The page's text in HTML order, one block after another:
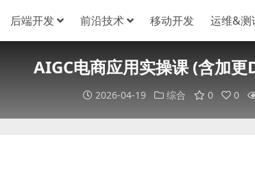
后端开发 前沿技术 移动开发 运维&测
AIGC电商应用实操课 (含加
2026-04-19 综合 0 0